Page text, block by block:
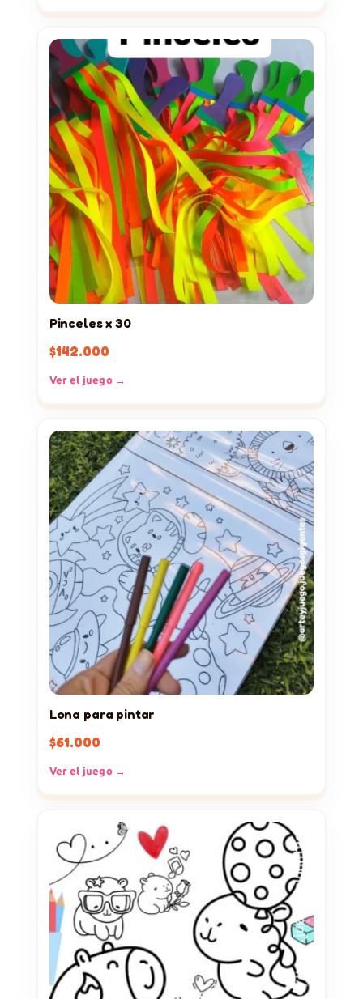
Pinceles x 30
$142.000
Ver el juego →
Lona para pintar
$61.000
Ver el juego →